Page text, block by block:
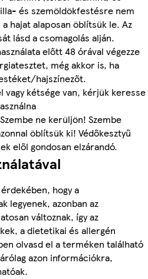
és szemöldökfestésre nem
hajat alaposan öblítsük le. Az
lásd a csomagolás alján.
előtt 48 órával végezze
még akkor is, ha
hajszínezőt.
vagy kétsége van, kérjük keresse
ne kerüljön! Szembe
öblítsük ki! Védőkesztyű
elől gondosan elzárandó.
hogy a
legyenek, azonban az
változnak, így az
a dietetikai és allergén
olvasd el a terméken található
azon információkra,